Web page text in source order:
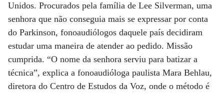
Unidos. Procurados pela família de Lee Silverman, uma
senhora que não conseguia mais se expressar por conta
do Parkinson, fonoaudiólogos daquele país decidiram
estudar uma maneira de atender ao pedido. Missão
cumprida. “O nome da senhora serviu para batizar a
técnica”, explica a fonoaudióloga paulista Mara Behlau,
diretora do Centro de Estudos da Voz, onde o método é